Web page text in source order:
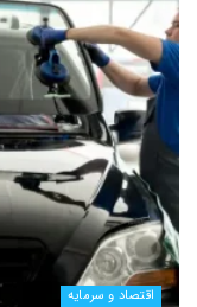
اقتصاد و سرمایه